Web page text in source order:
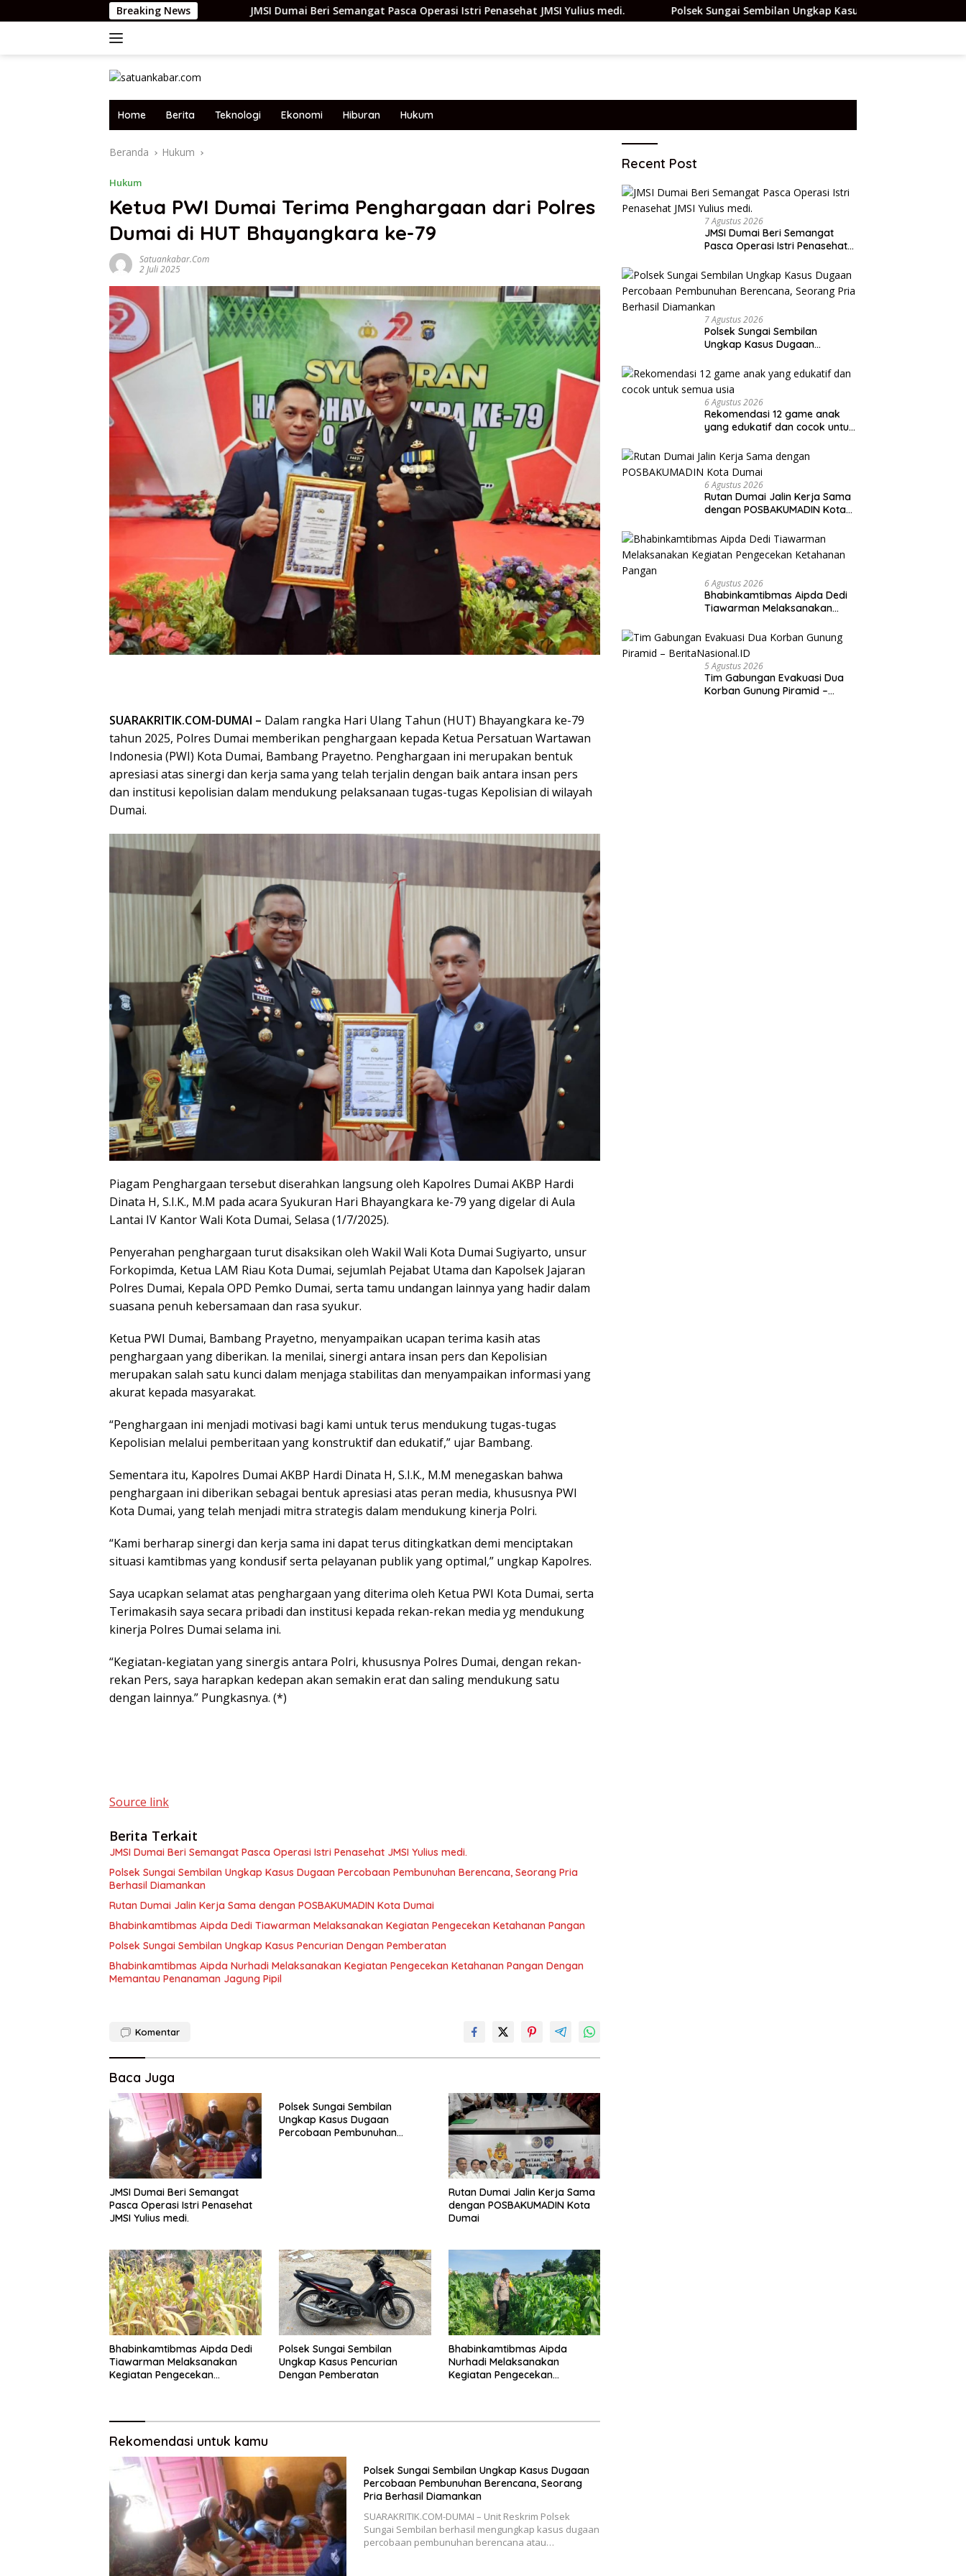
ke
Breaking News
JMSI Dumai Beri Semangat Pasca Operasi Istri Penasehat JMSI Yulius medi. Polsek Sungai Sembilan Ungkap Kasus Dugaan Percobaan Pembunuhan
Home Berita Teknologi Ekonomi Hiburan Hukum
Beranda Hukum
Hukum
Ketua PWI Dumai Terima Penghargaan dari Polres
Dumai di HUT Bhayangkara ke-79
Satuankabar.com
2 Juli 2025
SUARAKRITIK.COM-DUMAI – Dalam rangka Hari Ulang Tahun (HUT) Bhayangkara ke-79
tahun 2025, Polres Dumai memberikan penghargaan kepada Ketua Persatuan Wartawan
Indonesia (PWI) Kota Dumai, Bambang Prayetno. Penghargaan ini merupakan bentuk
apresiasi atas sinergi dan kerja sama yang telah terjalin dengan baik antara insan pers
dan institusi kepolisian dalam mendukung pelaksanaan tugas-tugas Kepolisian di wilayah
Dumai.
Piagam Penghargaan tersebut diserahkan langsung oleh Kapolres Dumai AKBP Hardi
Dinata H, S.I.K., M.M pada acara Syukuran Hari Bhayangkara ke-79 yang digelar di Aula
Lantai IV Kantor Wali Kota Dumai, Selasa (1/7/2025).
Penyerahan penghargaan turut disaksikan oleh Wakil Wali Kota Dumai Sugiyarto, unsur
Forkopimda, Ketua LAM Riau Kota Dumai, sejumlah Pejabat Utama dan Kapolsek Jajaran
Polres Dumai, Kepala OPD Pemko Dumai, serta tamu undangan lainnya yang hadir dalam
suasana penuh kebersamaan dan rasa syukur.
Ketua PWI Dumai, Bambang Prayetno, menyampaikan ucapan terima kasih atas
penghargaan yang diberikan. Ia menilai, sinergi antara insan pers dan Kepolisian
merupakan salah satu kunci dalam menjaga stabilitas dan menyampaikan informasi yang
akurat kepada masyarakat.
“Penghargaan ini menjadi motivasi bagi kami untuk terus mendukung tugas-tugas
Kepolisian melalui pemberitaan yang konstruktif dan edukatif,” ujar Bambang.
Sementara itu, Kapolres Dumai AKBP Hardi Dinata H, S.I.K., M.M menegaskan bahwa
penghargaan ini diberikan sebagai bentuk apresiasi atas peran media, khususnya PWI
Kota Dumai, yang telah menjadi mitra strategis dalam mendukung kinerja Polri.
“Kami berharap sinergi dan kerja sama ini dapat terus ditingkatkan demi menciptakan
situasi kamtibmas yang kondusif serta pelayanan publik yang optimal,” ungkap Kapolres.
Saya ucapkan selamat atas penghargaan yang diterima oleh Ketua PWI Kota Dumai, serta
Terimakasih saya secara pribadi dan institusi kepada rekan-rekan media yg mendukung
kinerja Polres Dumai selama ini.
“Kegiatan-kegiatan yang sinergis antara Polri, khususnya Polres Dumai, dengan rekan-
rekan Pers, saya harapkan kedepan akan semakin erat dan saling mendukung satu
dengan lainnya.” Pungkasnya. (*)
Source link
Berita Terkait
JMSI Dumai Beri Semangat Pasca Operasi Istri Penasehat JMSI Yulius medi.
Polsek Sungai Sembilan Ungkap Kasus Dugaan Percobaan Pembunuhan Berencana, Seorang Pria
Berhasil Diamankan
Rutan Dumai Jalin Kerja Sama dengan POSBAKUMADIN Kota Dumai
Bhabinkamtibmas Aipda Dedi Tiawarman Melaksanakan Kegiatan Pengecekan Ketahanan Pangan
Polsek Sungai Sembilan Ungkap Kasus Pencurian Dengan Pemberatan
Bhabinkamtibmas Aipda Nurhadi Melaksanakan Kegiatan Pengecekan Ketahanan Pangan Dengan
Memantau Penanaman Jagung Pipil
Komentar
Baca Juga
JMSI Dumai Beri Semangat
Pasca Operasi Istri Penasehat
JMSI Yulius medi.
Polsek Sungai Sembilan
Ungkap Kasus Dugaan
Percobaan Pembunuhan
Rutan Dumai Jalin Kerja Sama
dengan POSBAKUMADIN Kota
Dumai
Bhabinkamtibmas Aipda Dedi
Tiawarman Melaksanakan
Kegiatan Pengecekan
Polsek Sungai Sembilan
Ungkap Kasus Pencurian
Dengan Pemberatan
Bhabinkamtibmas Aipda
Nurhadi Melaksanakan
Kegiatan Pengecekan
Rekomendasi untuk kamu
Polsek Sungai Sembilan Ungkap Kasus Dugaan
Percobaan Pembunuhan Berencana, Seorang
Pria Berhasil Diamankan
SUARAKRITIK.COM-DUMAI – Unit Reskrim Polsek
Sungai Sembilan berhasil mengungkap kasus dugaan
percobaan pembunuhan berencana atau…
Recent Post
7 Agustus 2026
JMSI Dumai Beri Semangat
Pasca Operasi Istri Penasehat
7 Agustus 2026
Polsek Sungai Sembilan
Ungkap Kasus Dugaan
Berencana, Seorang Pria
Berhasil Diamankan
6 Agustus 2026
Rekomendasi 12 game anak
yang edukatif dan cocok untuk
6 Agustus 2026
Rutan Dumai Jalin Kerja Sama
dengan POSBAKUMADIN Kota
6 Agustus 2026
Bhabinkamtibmas Aipda Dedi
Tiawarman Melaksanakan
Ketahanan Pangan
5 Agustus 2026
Tim Gabungan Evakuasi Dua
Korban Gunung Piramid –